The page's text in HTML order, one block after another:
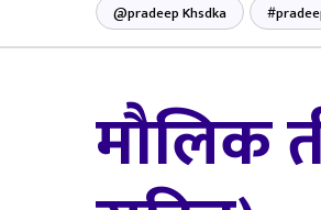
@pradeep Khsdka
मौलिक